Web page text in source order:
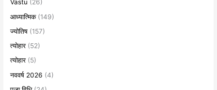
Vastu (26)
आध्यात्मिक(149)
ज्योतिष (157)
त्योहार(52)
त्योहार(5)
नववर्ष 2026 (4)